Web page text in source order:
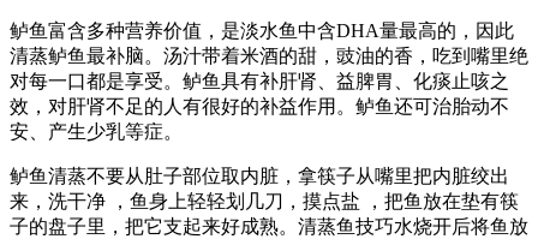
鲈鱼富含多种营养价值，是淡水鱼中含DHA量最高的，因此
清蒸鲈鱼最补脑。汤汁带着米酒的甜，豉油的香，吃到嘴里绝
对每一口都是享受。鲈鱼具有补肝肾、益脾胃、化痰止咳之
效，对肝肾不足的人有很好的补益作用。鲈鱼还可治胎动不
安、产生少乳等症。
鲈鱼清蒸不要从肚子部位取内脏，拿筷子从嘴里把内脏绞出
来，洗干净 ，鱼身上轻轻划几刀，摸点盐 ，把鱼放在垫有筷
子的盘子里，把它支起来好成熟。清蒸鱼技巧水烧开后将鱼放